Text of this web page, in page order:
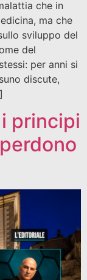
che in
ma che
sviluppo del
del
per anni si
discute,
principi